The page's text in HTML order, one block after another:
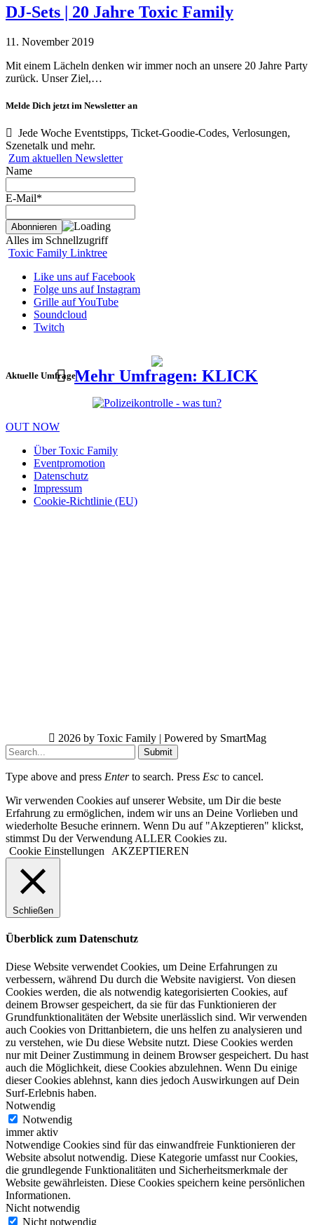
DJ-Sets | 20 Jahre Toxic Family
11. November 2019
Mit einem Lächeln denken wir immer noch an unsere 20 Jahre Party
zurück. Unser Ziel,…
Melde Dich jetzt im Newsletter an
Jede Woche Eventstipps, Ticket-Goodie-Codes, Verlosungen,
Szenetalk und mehr.
Zum aktuellen Newsletter
Name
E-Mail*
Alles im Schnellzugriff
Toxic Family Linktree
Like uns auf Facebook
Folge uns auf Instagram
Grille auf YouTube
Soundcloud
Twitch
Aktuelle UmfrageMehr Umfragen: KLICK
OUT NOW
Über Toxic Family
Eventpromotion
Datenschutz
Impressum
Cookie-Richtlinie (EU)
2026 by Toxic Family | Powered by SmartMag
Submit
Type above and press Enterto search. Press Esc to cancel.
Wir verwenden Cookies auf unserer Website, um Dir die beste
Erfahrung zu ermöglichen, indem wir uns an Deine Vorlieben und
wiederholte Besuche erinnern. Wenn Du auf "Akzeptieren" klickst,
stimmst Du der Verwendung ALLER Cookies zu.
Cookie Einstellungen
AKZEPTIEREN
Schließen
Überblick zum Datenschutz
Diese Website verwendet Cookies, um Deine Erfahrungen zu
verbessern, während Du durch die Website navigierst. Von diesen
Cookies werden, die als notwendig kategorisierten Cookies, auf
deinem Browser gespeichert, da sie für das Funktionieren der
Grundfunktionalitäten der Website unerlässlich sind. Wir verwenden
auch Cookies von Drittanbietern, die uns helfen zu analysieren und
zu verstehen, wie Du diese Website nutzt. Diese Cookies werden
nur mit Deiner Zustimmung in deinem Browser gespeichert. Du hast
auch die Möglichkeit, diese Cookies abzulehnen. Wenn Du einige
dieser Cookies ablehnst, kann dies jedoch Auswirkungen auf Dein
Surf-Erlebnis haben.
Notwendig
Notwendig
immer aktiv
Notwendige Cookies sind für das einwandfreie Funktionieren der
Website absolut notwendig. Diese Kategorie umfasst nur Cookies,
die grundlegende Funktionalitäten und Sicherheitsmerkmale der
Website gewährleisten. Diese Cookies speichern keine persönlichen
Informationen.
Nicht notwendig
Nicht notwendig